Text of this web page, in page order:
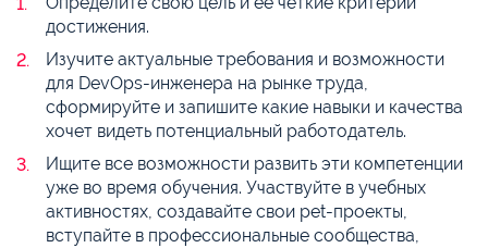
достижения.
Изучите актуальные требования и возможности
для DevOps-инженера на рынке труда,
сформируйте и запишите какие навыки и качества
хочет видеть потенциальный работодатель.
Ищите все возможности развить эти компетенции
уже во время обучения. Участвуйте в учебных
активностях, создавайте свои pet-проекты,
вступайте в профессиональные сообщества,